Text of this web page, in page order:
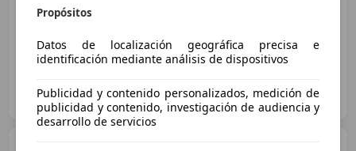
220 kW (299 CV)
ES-38108 TACO - LA LAGUNA
Propósitos
Datos de localización geográfica precisa e
identificación mediante análisis de dispositivos
Publicidad y contenido personalizados, medición de
publicidad y contenido, investigación de audiencia y
desarrollo de servicios